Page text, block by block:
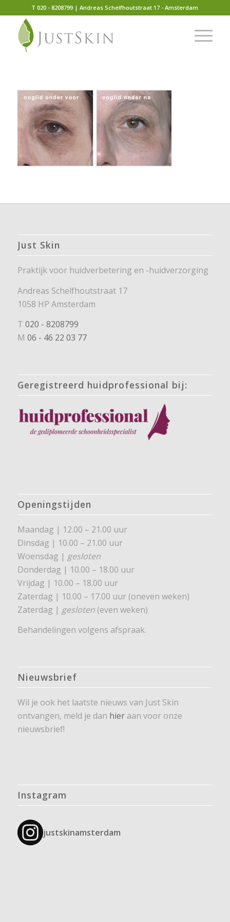
T 020 - 8208799 | Andreas Schelfhoutstraat 17 - Amsterdam
Just Skin
Praktijk voor huidverbetering en -huidverzorging
Andreas Schelfhoutstraat 17
1058 HP Amsterdam
T 020 - 8208799
M 06 - 46 22 03 77
Geregistreerd huidprofessional bij:
Openingstijden
Maandag | 12.00 – 21.00 uur
Dinsdag | 10.00 – 21.00 uur
Woensdag | gesloten
Donderdag | 10.00 – 18.00 uur
Vrijdag | 10.00 – 18.00 uur
Zaterdag | 10.00 – 17.00 uur (oneven weken)
Zaterdag | gesloten(even weken)
Behandelingen volgens afspraak.
Nieuwsbrief
Wil je ook het laatste nieuws van Just Skin
ontvangen, meld je dan hieraan voor onze
nieuwsbrief!
Instagram
justskinamsterdam